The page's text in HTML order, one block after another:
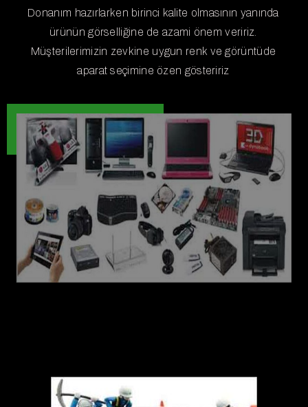
Donanım hazırlarken birinci kalite olmasının yanında
ürünün görselliğine de azami önem veririz.
Müşterilerimizin zevkine uygun renk ve görüntüde
aparat seçimine özen gösteririz